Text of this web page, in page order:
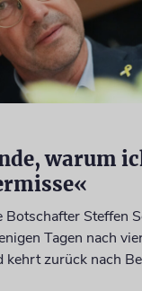
warum
Botschafter Steffen
Tagen nach
kehrt zurück nach